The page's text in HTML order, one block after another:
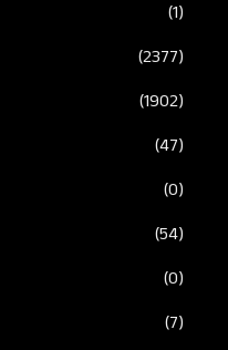
(1)
(2377)
(1902)
(47)
(0)
(54)
(0)
(7)